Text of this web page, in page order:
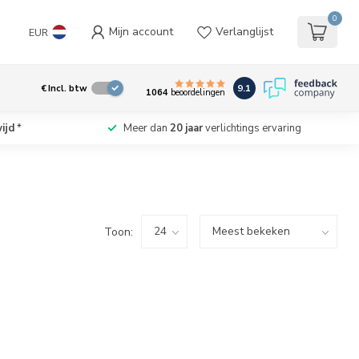
EUR Mijn account Verlanglijst
0
€Incl. btw 1064beoordelingen 9.1
* Meer dan 20 jaarverlichtings ervaring
Toon: